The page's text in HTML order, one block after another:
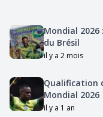
Mondial
du Brésil
il y a 2 mois
Qualification
Mondial 2026
il y a 1 an